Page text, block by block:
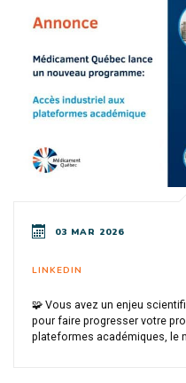
03 MAR 2026
LINKEDIN
🧩 Vous avez un enjeu
pour faire progresser votre
plateformes académiques, le